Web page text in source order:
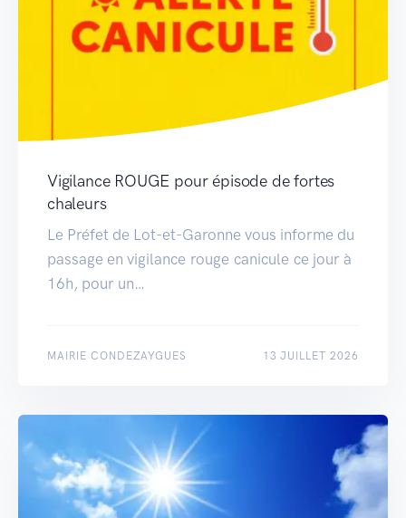
Vigilance ROUGE pour épisode de fortes
chaleurs
Le Préfet de Lot-et-Garonne vous informe du
passage en vigilance rouge canicule ce jour à
16h, pour un…
MAIRIE CONDEZAYGUES 13 JUILLET 2026